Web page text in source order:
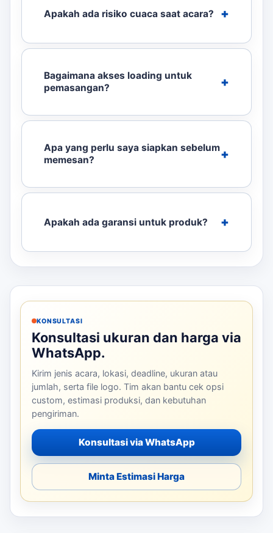
Apakah ada risiko cuaca saat acara?
Bagaimana akses loading untuk
pemasangan?
Apa yang perlu saya siapkan sebelum
memesan?
Apakah ada garansi untuk produk?
KONSULTASI
Konsultasi ukuran dan harga via
WhatsApp.
Kirim jenis acara, lokasi, deadline, ukuran atau
jumlah, serta file logo. Tim akan bantu cek opsi
custom, estimasi produksi, dan kebutuhan
pengiriman.
Konsultasi via WhatsApp
Minta Estimasi Harga